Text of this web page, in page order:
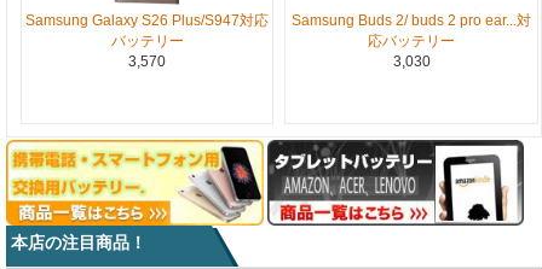
Samsung Galaxy S26 Plus/S947対応
バッテリー
3,570
Samsung Buds 2/ buds 2 pro ear...対
応バッテリー
3,030
本店の注目商品！